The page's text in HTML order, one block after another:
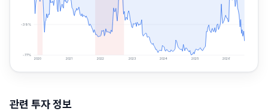
-39%
-77%
2020 2021 2022 2023 2024 2025 2026
관련 투자 정보